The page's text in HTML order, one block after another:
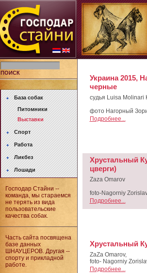
ПОИСК
База собак
Питомники
Выставки
Спорт
Работа
Ликбез
Лошади
Господар Стайни --
команда, мы стараемся
не терять из вида
пользовательские
качества собак.
Часть сайта посвящена
базе данных
ШНАУЦЕРОВ. Другая --
спорту и прикладной
работе.
Украина 2015,
черные
судья Luisa Molinari
фото Нагорный
Подробнее...
Хрустальный
цверги)
Zaza Omarov
foto-Nagorniy
Подробнее...
Хрустальный
ZaZa Omarov,
foto- Nagorniy
Подробнее...